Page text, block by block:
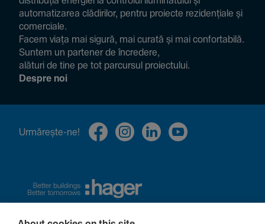
auto­ma­ti­zarea clădi­rilor, pentru proiecte rezi­den­țiale și
comer­ciale.
Facem viața mai sigură, mai curată și mai confor­ta­bilă.
Suntem un partener de încre­dere,
alături de tine pe tot parcursul proiec­tului.
Despre noi
Urmă­rește-ne!